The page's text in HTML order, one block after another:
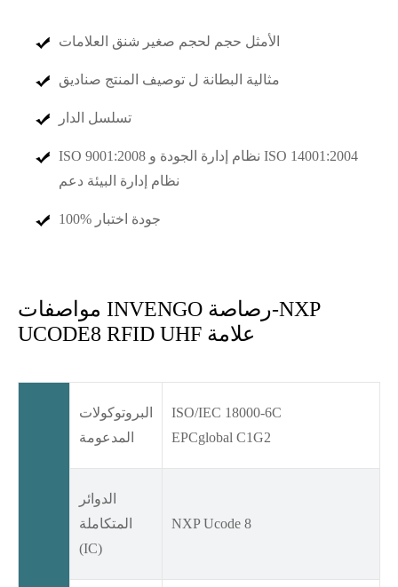
الأمثل حجم لحجم صغير شنق العلامات
مثالية البطانة ل توصيف المنتج صناديق
تسلسل الدار
ISO 9001:2008 نظام إدارة الجودة و ISO 14001:2004
نظام إدارة البيئة دعم
100% جودة اختبار
مواصفات INVENGO رصاصة-NXP
UCODE8 RFID UHF علامة
البروتوكولات
المدعومة
ISO/IEC 18000-6C
EPCglobal C1G2
الدوائر
المتكاملة
(IC)
NXP Ucode 8